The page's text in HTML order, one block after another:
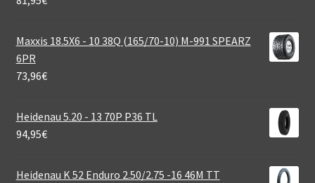
Maxxis 18.5X6 - 10 38Q (165/70-10) M-991 SPEARZ
6PR
73,96€
Heidenau 5.20 - 13 70P P36 TL
94,95€
Heidenau K 52 Enduro 2.50/2.75 -16 46M TT